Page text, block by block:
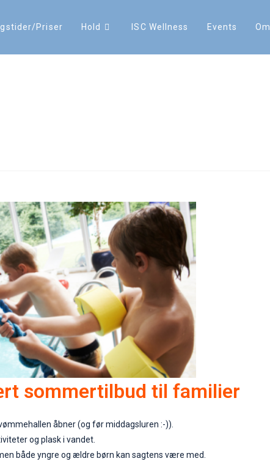
Priser Hold ISC Wellness Events Om
sommertilbud til familier
åbner (og før middagsluren :-)).
og plask i vandet.
både yngre og ældre børn kan sagtens være med.